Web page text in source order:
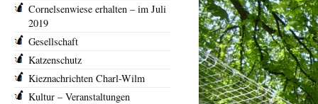
Cornelsenwiese erhalten – im Juli
2019
Gesellschaft
Katzenschutz
Kieznachrichten Charl-Wilm
Kultur – Veranstaltungen